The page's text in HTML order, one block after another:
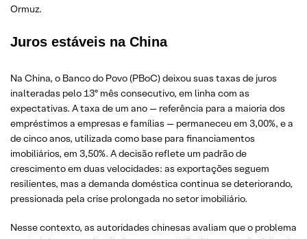
Ormuz.
Juros estáveis na China
Na China, o Banco do Povo (PBoC) deixou suas taxas de juros
inalteradas pelo 13º mês consecutivo, em linha com as
expectativas. A taxa de um ano — referência para a maioria dos
empréstimos a empresas e famílias — permaneceu em 3,00%, e a
de cinco anos, utilizada como base para financiamentos
imobiliários, em 3,50%. A decisão reflete um padrão de
crescimento em duas velocidades: as exportações seguem
resilientes, mas a demanda doméstica continua se deteriorando,
pressionada pela crise prolongada no setor imobiliário.
Nesse contexto, as autoridades chinesas avaliam que o problema